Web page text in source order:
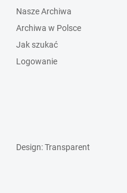
Nasze Archiwa
Archiwa w Polsce
Jak szukać
Logowanie
Design: Transparent